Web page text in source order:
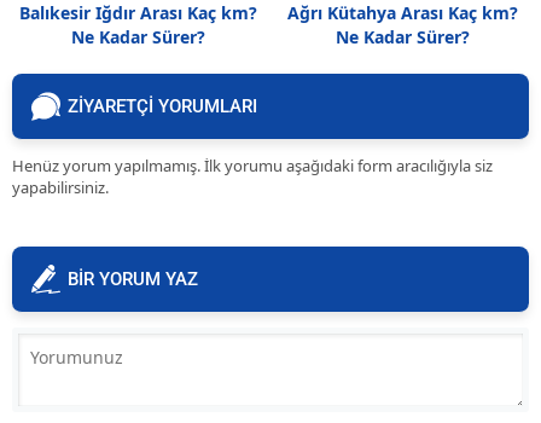
Balıkesir Iğdır Arası Kaç km?
Ne Kadar Sürer?
Ağrı Kütahya Arası Kaç km?
Ne Kadar Sürer?
ZİYARETÇİ YORUMLARI
Henüz yorum yapılmamış. İlk yorumu aşağıdaki form aracılığıyla siz
yapabilirsiniz.
BİR YORUM YAZ